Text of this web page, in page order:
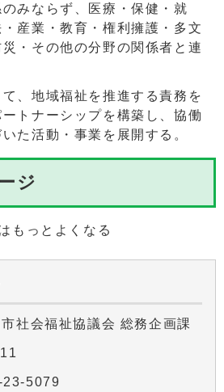
みならず、医療・保健・就
産業・教育・権利擁護・多文
・その他の分野の関係者と連
、地域福祉を推進する責務を
トナーシップを構築し、協働
た活動・事業を展開する。
ジ
もっとよくなる
社会福祉協議会 総務企画課
23-5079